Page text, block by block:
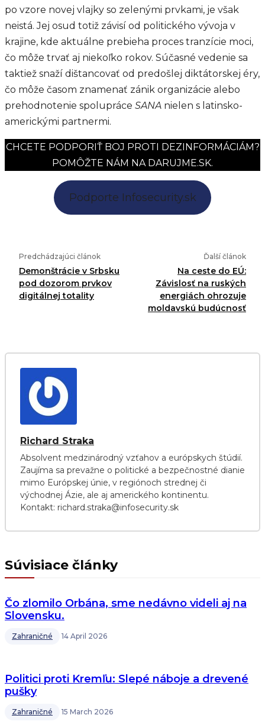
po vzore novej vlajky so zelenými prvkami, je však
neistá. Jej osud totiž závisí od politického vývoja v
krajine, kde aktuálne prebieha proces tranzície moci,
čo môže trvať aj niekoľko rokov. Súčasné vedenie sa
taktiež snaží dištancovať od predošlej diktátorskej éry,
čo môže časom znamenať zánik organizácie alebo
prehodnotenie spolupráce SANA nielen s latinsko-
americkými partnermi.
CHCETE PODPORIŤ BOJ PROTI DEZINFORMÁCIÁM?
POMÔŽTE NÁM NA DARUJME.SK.
Podporte Infosecurity.sk
Predchádzajúci článok
Demonštrácie v Srbsku
pod dozorom prvkov
digitálnej totality
Ďalší článok
Na ceste do EÚ:
Závislosť na ruských
energiách ohrozuje
moldavskú budúcnosť
Richard Straka
Absolvent medzinárodný vzťahov a európskych štúdií.
Zaujíma sa prevažne o politické a bezpečnostné dianie
mimo Európskej únie, v regiónoch strednej či
východnej Ázie, ale aj amerického kontinentu.
Kontakt: richard.straka@infosecurity.sk
Súvisiace články
Čo zlomilo Orbána, sme nedávno videli aj na
Slovensku.
Zahraničné 14 April 2026
Politici proti Kremľu: Slepé náboje a drevené
pušky
Zahraničné 15 March 2026